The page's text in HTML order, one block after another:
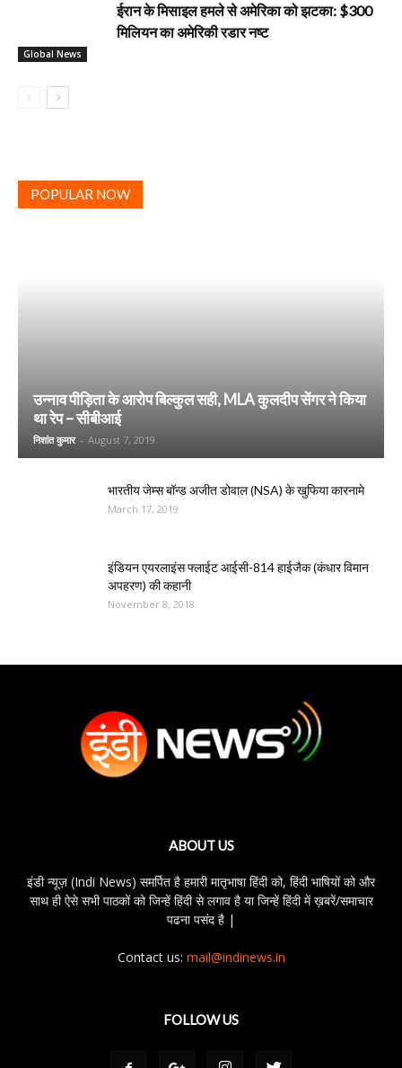
Global News
ईरान के मिसाइल हमले से अमेरिका को झटका: $300
मिलियन का अमेरिकी रडार नष्ट
POPULAR NOW
उन्नाव पीड़िता के आरोप बिल्कुल सही, MLA कुलदीप सेंगर ने किया
था रेप – सीबीआई
निशांत कुमार - August 7, 2019
भारतीय जेम्स बॉन्ड अजीत डोवाल (NSA) के खुफिया कारनामे
March 17, 2019
इंडियन एयरलाइंस फ्लाईट आईसी-814 हाईजैक (कंधार विमान
अपहरण) की कहानी
November 8, 2018
ABOUT US
इंडी न्यूज़ (Indi News) समर्पित है हमारी मातृभाषा हिंदी को, हिंदी भाषियों को और
साथ ही ऐसे सभी पाठकों को जिन्हें हिंदी से लगाव है या जिन्हें हिंदी में ख़बरें/समाचार
पढना पसंद है |
Contact us: mail@indinews.in
FOLLOW US